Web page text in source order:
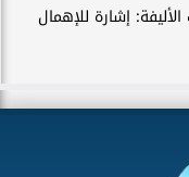
إشارة للإهمال